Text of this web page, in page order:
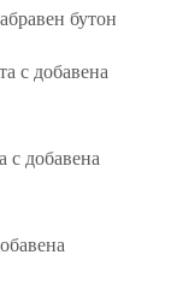
бутон
с добавена
с добавена